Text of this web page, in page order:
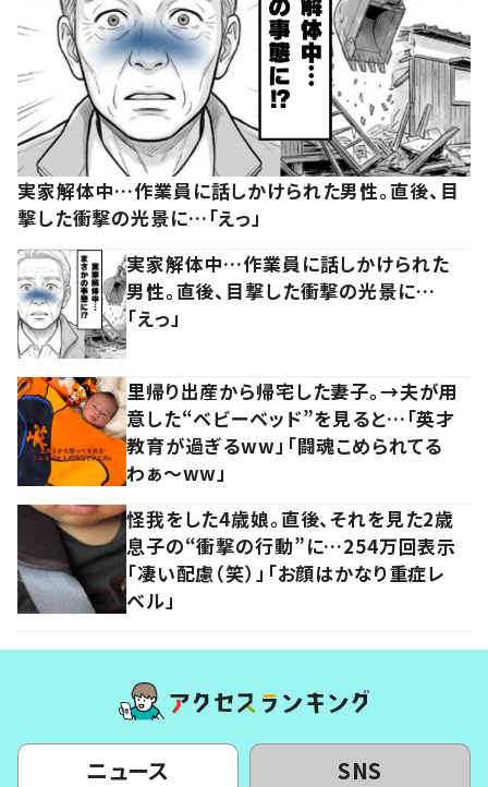
実家解体中…作業員に話しかけられた男性。直後、目
撃した衝撃の光景に…「えっ」
実家解体中…作業員に話しかけられた
男性。直後、目撃した衝撃の光景に…
「えっ」
里帰り出産から帰宅した妻子。→夫が用
意した“ベビーベッド”を見ると…「英才
教育が過ぎるww」「闘魂こめられてる
わぁ～ww」
怪我をした4歳娘。直後、それを見た2歳
息子の“衝撃の行動”に…254万回表示
「凄い配慮（笑）」「お顔はかなり重症レ
ベル」
ニュース SNS